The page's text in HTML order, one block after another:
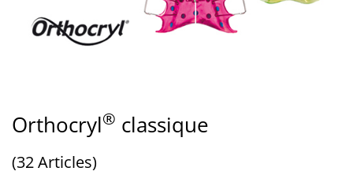
Orthocryl® classique
(32 Articles)